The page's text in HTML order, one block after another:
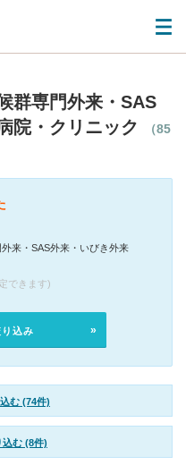
群専門外来・SAS
院・クリニック
（85
来・SAS外来・いびき外来
できます)
込み
む (74件)
込む (8件)